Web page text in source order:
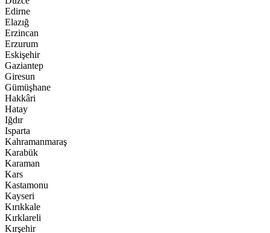
Edirne
Elazığ
Erzincan
Erzurum
Eskişehir
Gaziantep
Giresun
Gümüşhane
Hakkâri
Hatay
Iğdır
Isparta
Kahramanmaraş
Karabük
Karaman
Kars
Kastamonu
Kayseri
Kırıkkale
Kırklareli
Kırşehir